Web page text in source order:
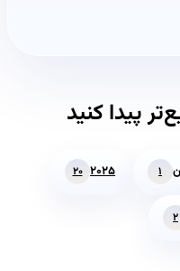
پیدا کنید
۱ ۲۰۲۵ ۲۰
۲